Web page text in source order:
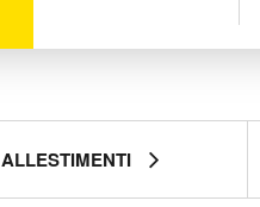
ALLESTIMENTI